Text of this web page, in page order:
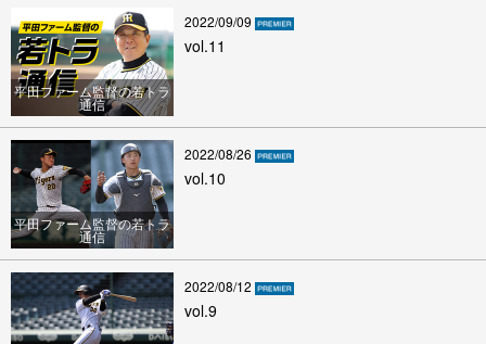
平田ファーム監督の若トラ
通信
2022/09/09
vol.11
平田ファーム監督の若トラ
通信
2022/08/26
vol.10
2022/08/12
vol.9